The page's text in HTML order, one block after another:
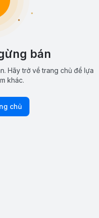
bán
Hãy trở về trang chủ để lựa
khác.
chủ